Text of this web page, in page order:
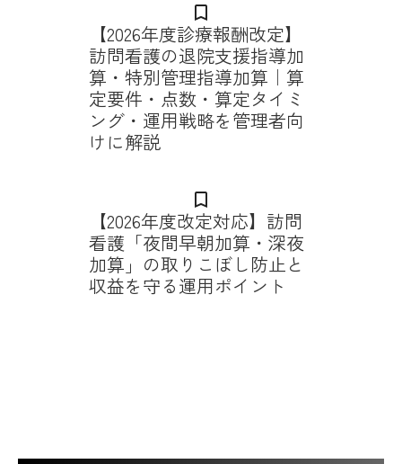
bookmark_border
【2026年度診療報酬改定】
訪問看護の退院支援指導加
算・特別管理指導加算｜算
定要件・点数・算定タイミ
ング・運用戦略を管理者向
けに解説
bookmark_border
【2026年度改定対応】訪問
看護「夜間早朝加算・深夜
加算」の取りこぼし防止と
収益を守る運用ポイント